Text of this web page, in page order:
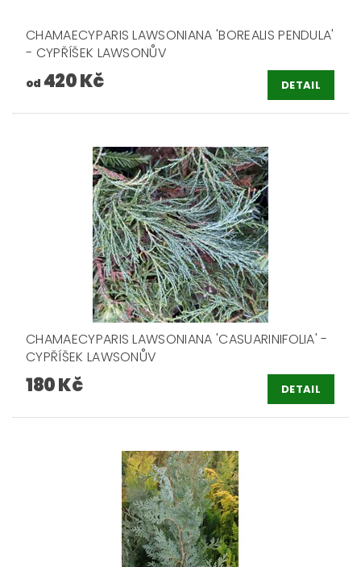
CHAMAECYPARIS LAWSONIANA 'BOREALIS PENDULA'
- CYPŘÍŠEK LAWSONŮV
od 420 Kč DETAIL
CHAMAECYPARIS LAWSONIANA 'CASUARINIFOLIA' -
CYPŘÍŠEK LAWSONŮV
180 Kč DETAIL